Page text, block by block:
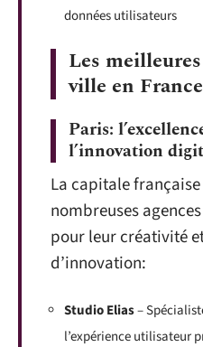
données utilisateurs
Les
ville en France
Paris:
l’innovation
La capitale
nombreuses
pour leur créativité
d’innovation:
Studio Elias–
l’expérience utilisateur